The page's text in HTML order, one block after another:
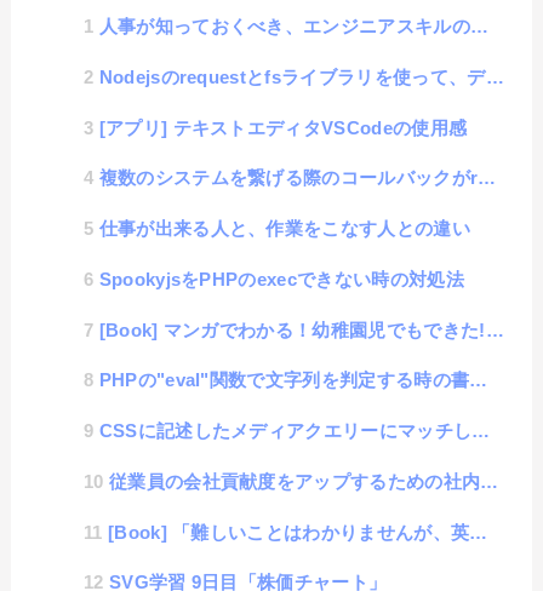
人事が知っておくべき、エンジニアスキルのモノサシ
Nodejsのrequestとfsライブラリを使って、データダウンロードをする方法
[アプリ] テキストエディタVSCodeの使用感
複数のシステムを繋げる際のコールバックがreturnできない問題
仕事が出来る人と、作業をこなす人との違い
SpookyjsをPHPのexecできない時の対処法
[Book] マンガでわかる！幼稚園児でもできた!! タスク管理超入門
PHPの"eval"関数で文字列を判定する時の書き方サンプル
CSSに記述したメディアクエリーにマッチしているかどうかを判定する方法
従業員の会社貢献度をアップするための社内ボランティア
[Book] 「難しいことはわかりませんが、英語が話せる方法を教えてください！」を読んだら英語が話せ...
SVG学習 9日目「株価チャート」